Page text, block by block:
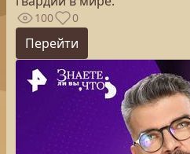
100 0
Перейти